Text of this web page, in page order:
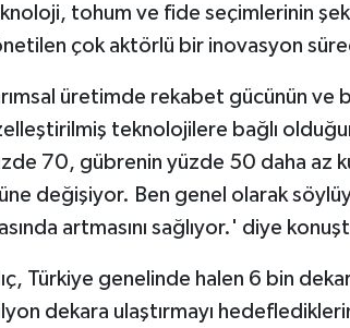
tohum ve fide seçimlerinin
çok aktörlü bir inovasyon
üretimde rekabet gücünün ve
teknolojilere bağlı
70, gübrenin yüzde 50 daha az
değişiyor. Ben genel olarak
artmasını sağlıyor.' diye
Türkiye genelinde halen 6 bin
dekara ulaştırmayı